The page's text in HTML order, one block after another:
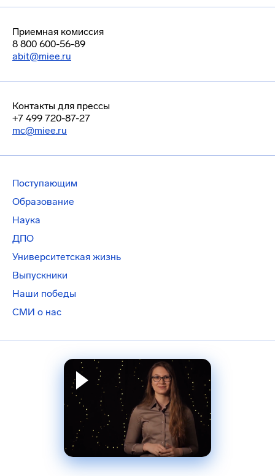
Приемная комиссия
8 800 600-56-89
abit@miee.ru
Контакты для прессы
+7 499 720-87-27
mc@miee.ru
Поступающим
Образование
Наука
ДПО
Университетская жизнь
Выпускники
Наши победы
СМИ о нас